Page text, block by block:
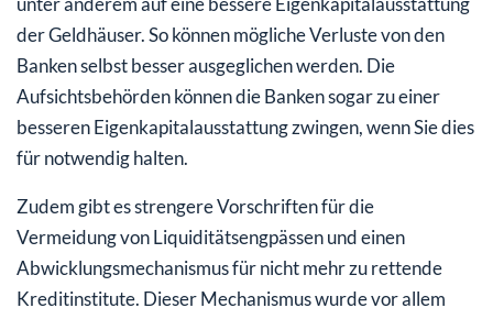
der Geldhäuser. So können mögliche Verluste von den
Banken selbst besser ausgeglichen werden. Die
Aufsichtsbehörden können die Banken sogar zu einer
besseren Eigenkapitalausstattung zwingen, wenn Sie dies
für notwendig halten.
Zudem gibt es strengere Vorschriften für die
Vermeidung von Liquiditätsengpässen und einen
Abwicklungsmechanismus für nicht mehr zu rettende
Kreditinstitute. Dieser Mechanismus wurde vor allem